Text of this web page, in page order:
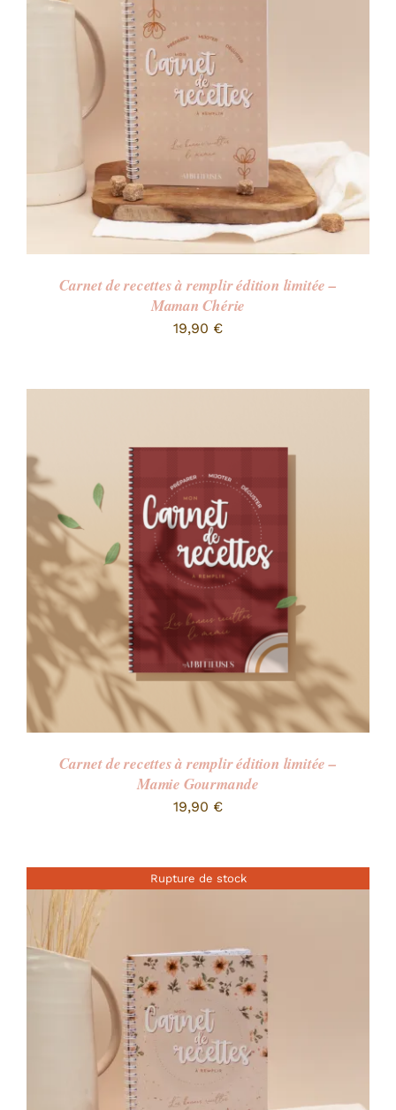
Carnet de recettes à remplir édition limitée –
Maman Chérie
19,90 €
Carnet de recettes à remplir édition limitée –
Mamie Gourmande
19,90 €
Rupture de stock